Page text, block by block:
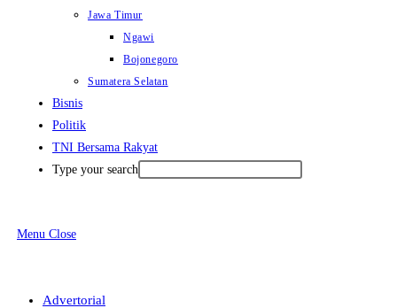
Jawa Timur
Ngawi
Bojonegoro
Sumatera Selatan
Bisnis
Politik
TNI Bersama Rakyat
Type your search
Menu Close
Advertorial